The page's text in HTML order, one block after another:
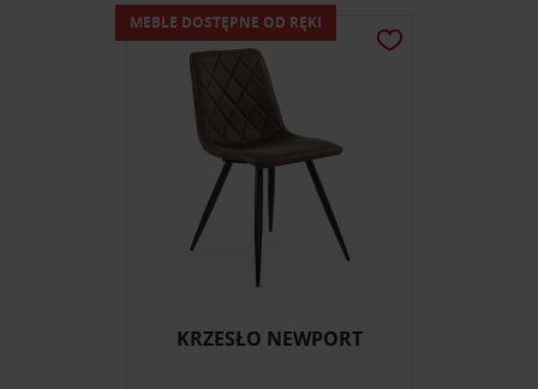
KRZESŁO NEWPORT
MEBLE DOSTĘPNE OD RĘKI